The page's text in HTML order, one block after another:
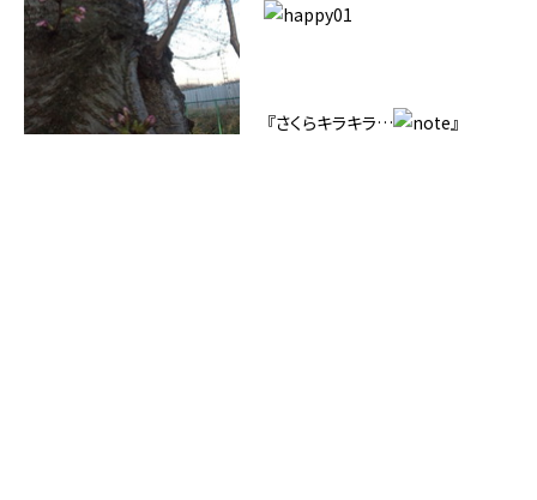
『さくらキラキラ… 』